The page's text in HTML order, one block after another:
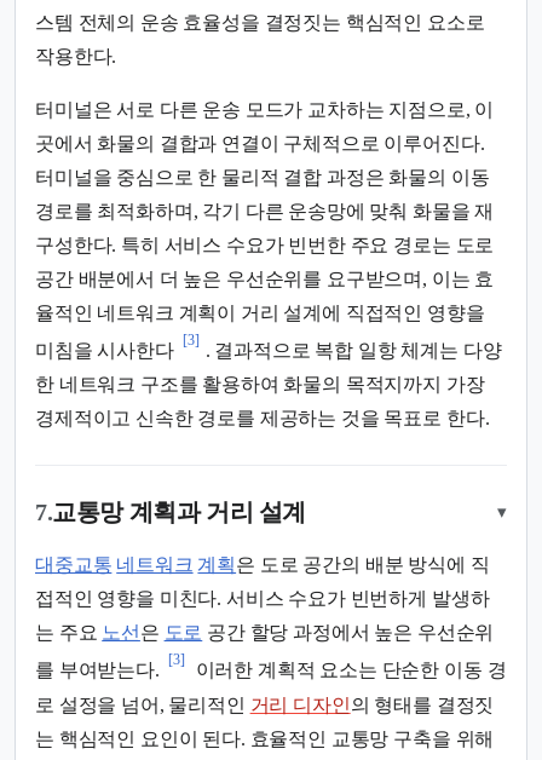
스템 전체의 운송 효율성을 결정짓는 핵심적인 요소로
작용한다.
터미널은 서로 다른 운송 모드가 교차하는 지점으로, 이
곳에서 화물의 결합과 연결이 구체적으로 이루어진다.
터미널을 중심으로 한 물리적 결합 과정은 화물의 이동
경로를 최적화하며, 각기 다른 운송망에 맞춰 화물을 재
구성한다. 특히 서비스 수요가 빈번한 주요 경로는 도로
공간 배분에서 더 높은 우선순위를 요구받으며, 이는 효
율적인 네트워크 계획이 거리 설계에 직접적인 영향을
미침을 시사한다
[3]
. 결과적으로 복합 일항 체계는 다양
한 네트워크 구조를 활용하여 화물의 목적지까지 가장
경제적이고 신속한 경로를 제공하는 것을 목표로 한다.
7.교통망 계획과 거리 설계 ▾
대중교통 네트워크 계획은 도로 공간의 배분 방식에 직
접적인 영향을 미친다. 서비스 수요가 빈번하게 발생하
는 주요 노선 은 도로 공간 할당 과정에서 높은 우선순위
를 부여받는다.
[3]
이러한 계획적 요소는 단순한 이동 경
로 설정을 넘어, 물리적인 거리 디자인의 형태를 결정짓
는 핵심적인 요인이 된다. 효율적인 교통망 구축을 위해